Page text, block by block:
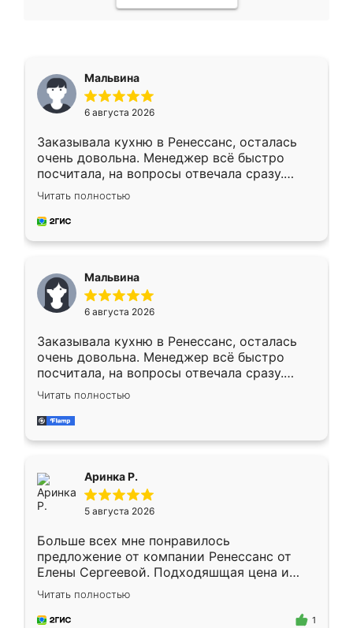
Мальвина
6 августа 2026
Заказывала кухню в Ренессанс, осталась
очень довольна. Менеджер всё быстро
посчитала, на вопросы отвечала сразу.
Замерщик приехал в субботу, подошёл к
делу со всей ответственностью. Собрали
за день, ребята работали аккуратно, даже
Читать полностью
Мальвина
6 августа 2026
Заказывала кухню в Ренессанс, осталась
очень довольна. Менеджер всё быстро
посчитала, на вопросы отвечала сразу.
Замерщик приехал в субботу, подошёл к
делу со всей ответственностью. Собрали
за день, ребята работали аккуратно, даже
Читать полностью
Аринка Р.
5 августа 2026
Больше всех мне понравилось
предложение от компании Ренессанс от
Елены Сергеевой. Подходяшщая цена и
короткие сроки изготовления. Приехавший
для замера сотрудник Владислав
предложил по моему эскизу самый
Читать полностью
1